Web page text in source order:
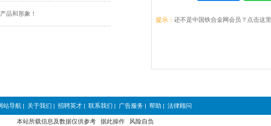
品和形象！
提示： 还不是中国铁合金网会员？点击这里
站导航 | 关于我们 | 招聘英才 | 联系我们 | 广告服务 | 帮助 | 法律顾问
本站所载信息及数据仅供参考 据此操作 风险自负